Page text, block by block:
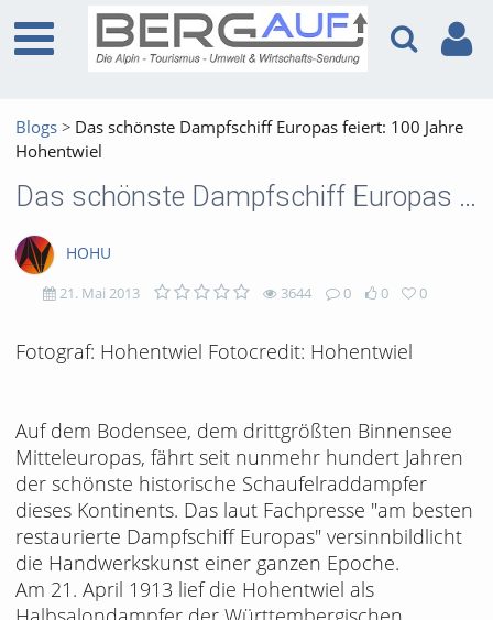
Blogs
Das schönste Dampfschiff Europas feiert: 100 Jahre
Hohentwiel
Das schönste Dampfschiff Europas feiert: 100 Jahre Hohentwiel
HOHU
21. Mai 2013 3644
3644
0 0 0
Fotograf: Hohentwiel Fotocredit: Hohentwiel
Auf dem Bodensee, dem drittgrößten Binnensee
Mitteleuropas, fährt seit nunmehr hundert Jahren
der schönste historische Schaufelraddampfer
dieses Kontinents. Das laut Fachpresse "am besten
restaurierte Dampfschiff Europas" versinnbildlicht
die Handwerkskunst einer ganzen Epoche.
Am 21. April 1913 lief die Hohentwiel als